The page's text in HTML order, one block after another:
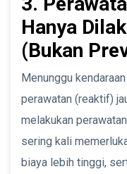
Hanya
(Bukan
Menunggu
perawatan (reaktif)
melakukan
sering kali
biaya lebih tinggi,